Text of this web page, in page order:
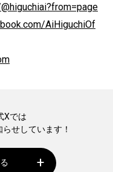
AiHiguchiOf
Xでは
せしています！